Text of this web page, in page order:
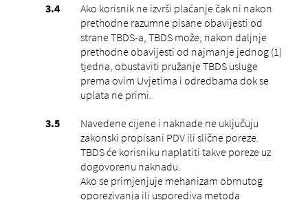
Ako korisnik ne izvrši plaćanje čak ni nakon
prethodne razumne pisane obavijesti od
strane TBDS-a, TBDS može, nakon daljnje
prethodne obavijesti od najmanje jednog (1)
tjedna, obustaviti pružanje TBDS usluge
prema ovim Uvjetima i odredbama dok se
uplata ne primi.
Navedene cijene i naknade ne uključuju
zakonski propisani PDV ili slične poreze.
TBDS će korisniku naplatiti takve poreze uz
dogovorenu naknadu.
Ako se primjenjuje mehanizam obrnutog
oporezivanja ili usporediva metoda